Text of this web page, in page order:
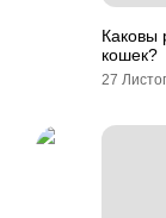
Каковы
кошек?
27